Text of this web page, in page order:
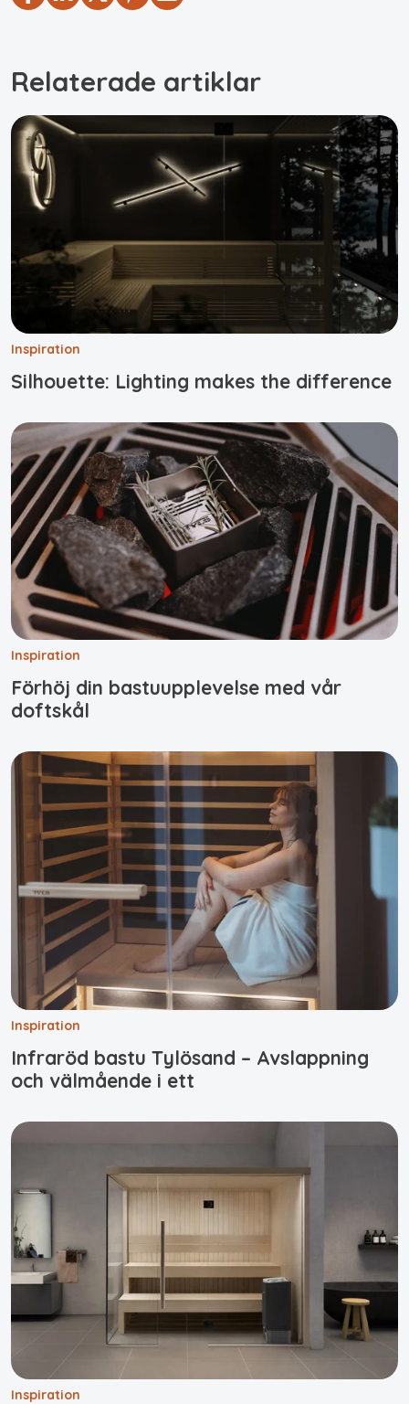
Relaterade artiklar
Inspiration
Silhouette: Lighting makes the difference
Inspiration
Förhöj din bastuupplevelse med vår
doftskål
Inspiration
Infraröd bastu Tylösand – Avslappning
och välmående i ett
Inspiration